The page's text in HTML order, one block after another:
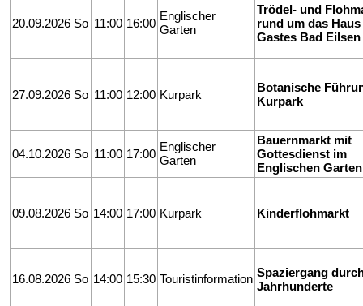
20.09.2026 So 11:00 16:00
Englischer
Garten
Trödel- und
rund um das
Gastes Bad Eilsen
27.09.2026 So 11:00 12:00 Kurpark
Botanische
Kurpark
04.10.2026 So 11:00 17:00
Englischer
Garten
Bauernmarkt mit
Gottesdienst im
Englischen Garten
09.08.2026 So 14:00 17:00 Kurpark Kinderflohmarkt
16.08.2026 So 14:00 15:30 Touristinformation Spaziergang
Jahrhunderte